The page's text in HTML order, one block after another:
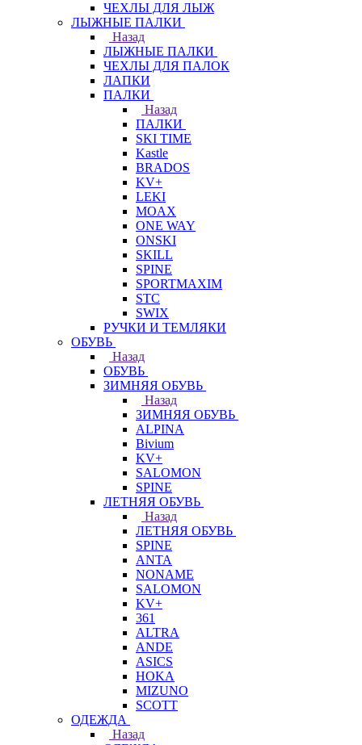
ЧЕХЛЫ ДЛЯ ЛЫЖ
ЛЫЖНЫЕ ПАЛКИ
Назад
ЛЫЖНЫЕ ПАЛКИ
ЧЕХЛЫ ДЛЯ ПАЛОК
ЛАПКИ
ПАЛКИ
Назад
ПАЛКИ
SKI TIME
Kastle
BRADOS
KV+
LEKI
MOAX
ONE WAY
ONSKI
SKILL
SPINE
SPORTMAXIM
STC
SWIX
РУЧКИ И ТЕМЛЯКИ
ОБУВЬ
Назад
ОБУВЬ
ЗИМНЯЯ ОБУВЬ
Назад
ЗИМНЯЯ ОБУВЬ
ALPINA
Bivium
KV+
SALOMON
SPINE
ЛЕТНЯЯ ОБУВЬ
Назад
ЛЕТНЯЯ ОБУВЬ
SPINE
ANTA
NONAME
SALOMON
KV+
361
ALTRA
ANDE
ASICS
HOKA
MIZUNO
SCOTT
ОДЕЖДА
Назад